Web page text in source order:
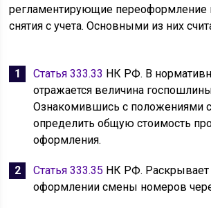
регламентирующие
снятия с учета. Основными из них
Статья 333.33 НК РФ. В
отражается величина
Ознакомившись с положениями
определить общую стоимость
оформления.
Статья 333.35 НК РФ. Раскрывает
оформлении смены номеров